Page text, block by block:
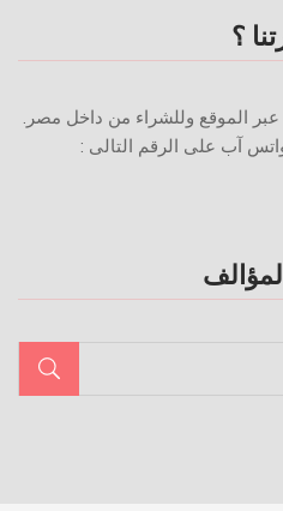
؟
عبر الموقع وللشراء من داخل مصر.
آب على الرقم التالى :